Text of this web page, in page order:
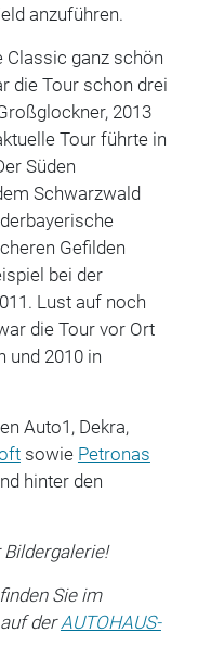
anzuführen.
Classic ganz schön
die Tour schon drei
2013
Tour führte in
Süden
Schwarzwald
Gefilden
bei der
Lust auf noch
die Tour vor Ort
und 2010 in
Auto1, Dekra,
sowie Petronas
hinter den
Sie im
derAUTOHAUS-